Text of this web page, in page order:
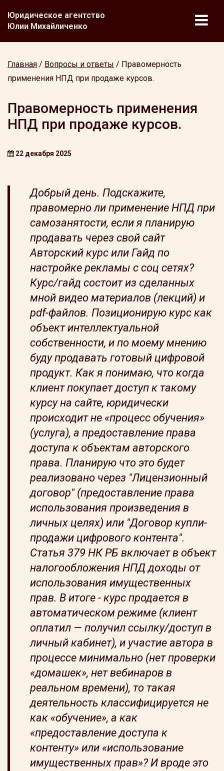
Юридическое агентство
Юлии Михайличенко
Главная / Вопросы и ответы / Правомерность
применения НПД при продаже курсов.
Правомерность применения
НПД при продаже курсов.
22 декабря 2025
Добрый день. Подскажите,
правомерно ли применение НПД при
самозанятости, если я планирую
продавать через свой сайт
Авторский курс или Гайд по
настройке рекламы с соц сетях?
Курс/гайд состоит из сделанных
мной видео материалов (лекций) и
pdf-файлов. Позиционирую курс как
объект интеллектуальной
собственности, и по моему мнению
буду продавать готовый цифровой
продукт. Как я понимаю, что когда
клиент покупает доступ к такому
курсу на сайте, юридически
происходит не «процесс обучения»
(услуга), а предоставление права
доступа к объектам авторского
права. Планирую что это будет
реализовано через "Лицензионный
договор" (предоставление права
использования произведения в
личных целях) или "Договор купли-
продажи цифрового контента".
Статья 379 НК РБ включает в объект
налогообложения НПД доходы от
использования имущественных
прав. В итоге - курс продается в
автоматическом режиме (клиент
оплатил — получил ссылку/доступ в
личный кабинет), и участие автора в
процессе минимально (нет проверки
«домашек», нет вебинаров в
реальном времени), то такая
деятельность классифицируется не
как «обучение», а как
«предоставление доступа к
контенту» или «использование
имущественных прав»? И вроде это